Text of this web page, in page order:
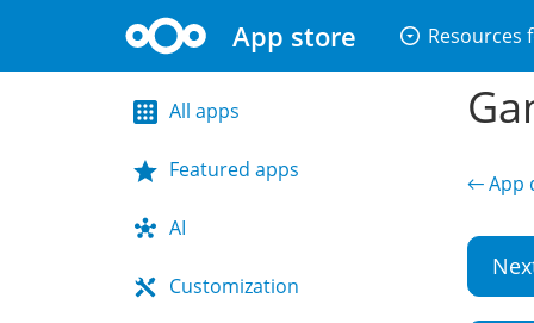
App store arrow_drop_down_circle Resources
All apps
Featured apps
AI
Customization
← App